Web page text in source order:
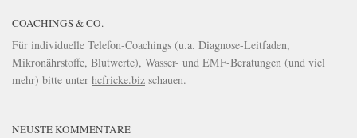
COACHINGS & CO.
Für individuelle Telefon-Coachings (u.a. Diagnose-Leitfaden,
Mikronährstoffe, Blutwerte), Wasser- und EMF-Beratungen (und viel
mehr) bitte unter hcfricke.biz schauen.
NEUSTE KOMMENTARE